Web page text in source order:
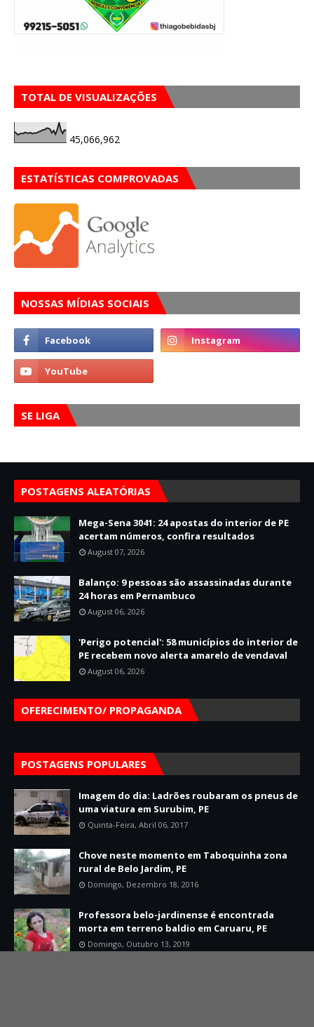
TOTAL DE VISUALIZAÇÕES
45,066,962
ESTATÍSTICAS COMPROVADAS
NOSSAS MÍDIAS SOCIAIS
SE LIGA
POSTAGENS ALEATÓRIAS
Mega-Sena 3041: 24 apostas do interior de PE
acertam números, confira resultados
August 07, 2026
Balanço: 9 pessoas são assassinadas durante
24 horas em Pernambuco
August 06, 2026
'Perigo potencial': 58 municípios do interior de
PE recebem novo alerta amarelo de vendaval
August 06, 2026
OFERECIMENTO/ PROPAGANDA
POSTAGENS POPULARES
Imagem do dia: Ladrões roubaram os pneus de
uma viatura em Surubim, PE
Quinta-Feira, Abril 06, 2017
Chove neste momento em Taboquinha zona
rural de Belo Jardim, PE
Domingo, Dezembro 18, 2016
Professora belo-jardinense é encontrada
morta em terreno baldio em Caruaru, PE
Domingo, Outubro 13, 2019